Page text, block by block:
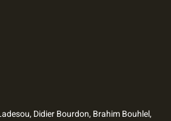
Didier Bourdon, Brahim Bouhlel,